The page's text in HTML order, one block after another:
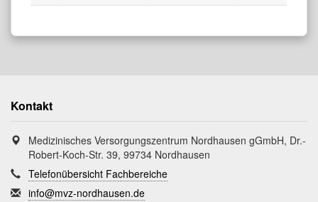
Kontakt
Medizinisches Versorgungszentrum Nordhausen gGmbH, Dr.-
Robert-Koch-Str. 39, 99734 Nordhausen
Telefonübersicht Fachbereiche
info@mvz-nordhausen.de